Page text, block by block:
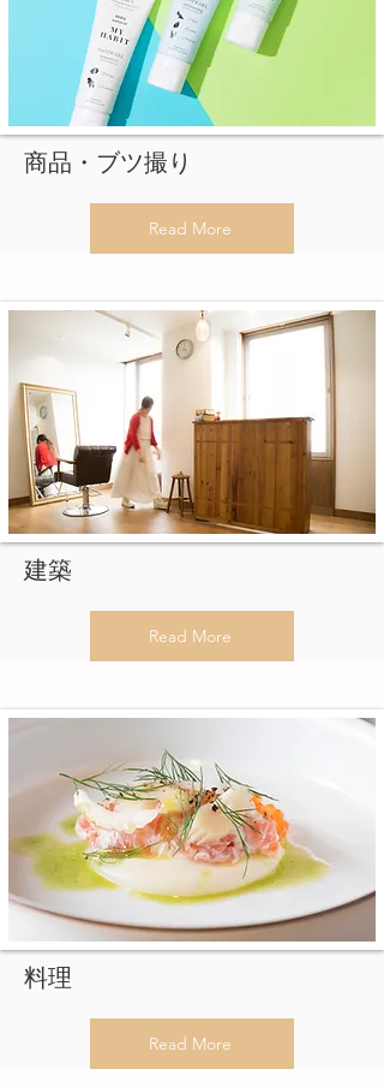
​商品・ブツ撮り​
Read More
​建築
Read More
​料理​
Read More